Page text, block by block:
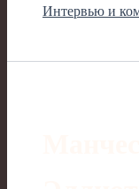
Интервью и